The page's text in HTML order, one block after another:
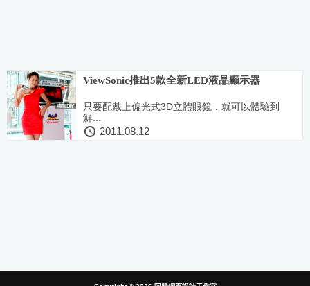
ViewSonic推出5款全新LED液晶顯示器
只要配戴上偏光式3D立體眼鏡，就可以體驗到
鮮...
2011.08.12